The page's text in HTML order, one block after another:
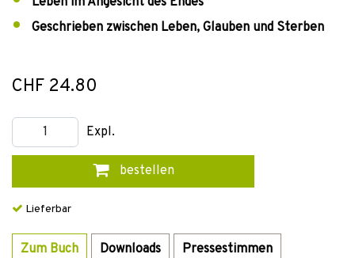
Geschrieben zwischen Leben, Glauben und Sterben
CHF 24.80
Expl.
bestellen
Lieferbar
Zum Buch Downloads Pressestimmen